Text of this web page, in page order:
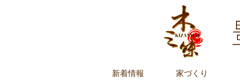
新着情報 家づくり